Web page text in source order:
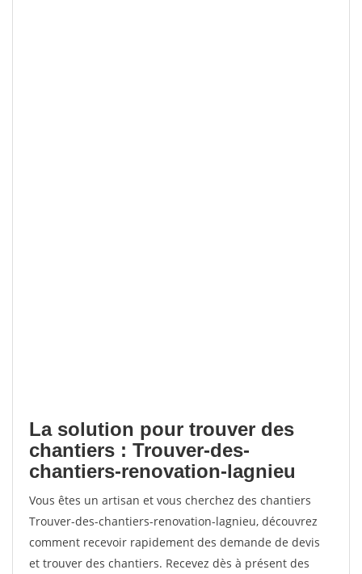
La solution pour trouver des
chantiers : Trouver-des-
chantiers-renovation-lagnieu
Vous êtes un artisan et vous cherchez des chantiers
Trouver-des-chantiers-renovation-lagnieu, découvrez
comment recevoir rapidement des demande de devis
et trouver des chantiers. Recevez dès à présent des